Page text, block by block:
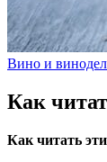
Вино и
Как
Как читать